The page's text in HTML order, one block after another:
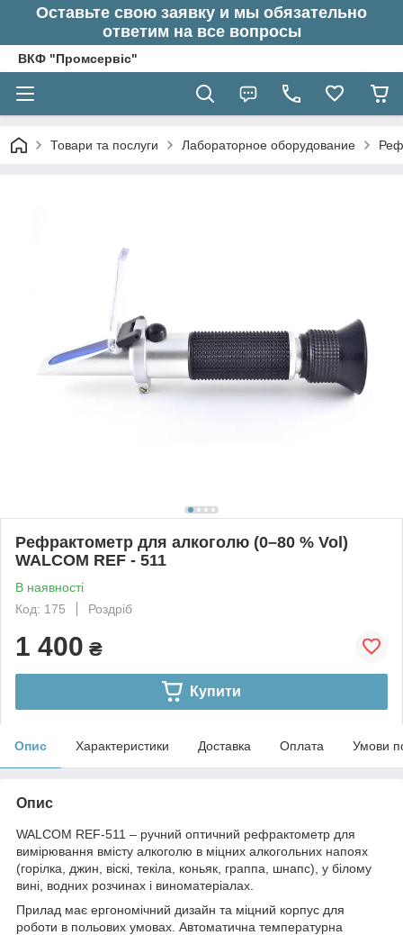
Оставьте свою заявку и мы обязательно
ответим на все вопросы
ВКФ "Промсервіс"
Товари та послуги Лабораторное оборудование
Рефрактометр для алкоголю (0–80 % Vol)
WALCOM REF - 511
В наявності
Код: 175
Роздріб
1 400 ₴
Купити
Опис Характеристики Доставка Оплата Умови
Опис
WALCOM REF-511 – ручний оптичний рефрактометр для
вимірювання вмісту алкоголю в міцних алкогольних напоях
(горілка, джин, віскі, текіла, коньяк, граппа, шнапс), у білому
вині, водних розчинах і виноматеріалах.
Прилад має ергономічний дизайн та міцний корпус для
роботи в польових умовах. Автоматична температурна